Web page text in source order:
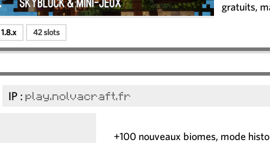
1.8.x 42 slots
gratuits,
IP : play.nolvacraft.fr
+100 nouveaux biomes, mode